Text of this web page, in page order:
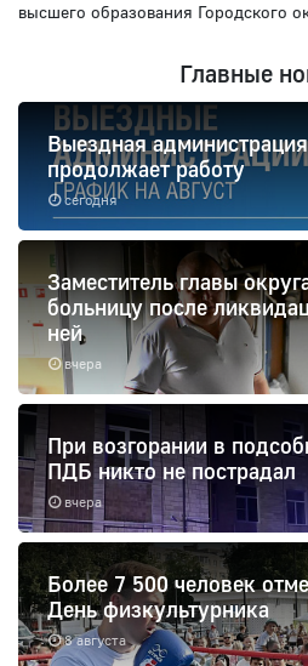
высшего образования Городского
Главные
сегодня
Выездная
продолжает работу
вчера
Заместитель главы
больницу после
ней
вчера
При возгорании в
ПДБ никто не пострадал
8 августа
Более 7 500 человек
День физкультурника